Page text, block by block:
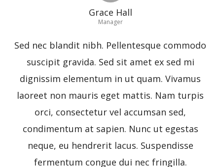
Grace Hall
Manager
Sed nec blandit nibh. Pellentesque commodo
suscipit gravida. Sed sit amet ex sed mi
dignissim elementum in ut quam. Vivamus
laoreet non mauris eget mattis. Nam turpis
orci, consectetur vel accumsan sed,
condimentum at sapien. Nunc ut egestas
neque, eu hendrerit lacus. Suspendisse
fermentum congue dui nec fringilla.